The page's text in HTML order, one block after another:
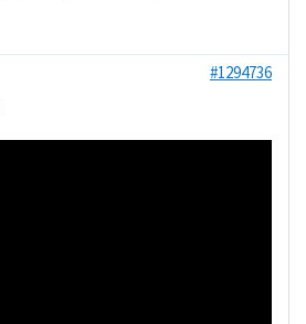
#1294736